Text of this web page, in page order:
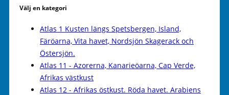
Välj en kategori
Atlas 1 Kusten längs Spetsbergen, Island,
Färöarna, Vita havet, Nordsjön Skagerack och
Östersjön.
Atlas 11 - Azorerna, Kanarieöarna, Cap Verde,
Afrikas västkust
Atlas 12 - Afrikas östkust. Röda havet. Arabiens